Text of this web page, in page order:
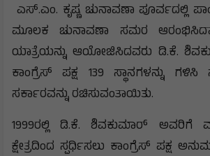
ಎಸ್.ಎಂ. ಕೃಷ್ಣ ಚುನಾವಣಾ ಪೂರ್ವದಲ್ಲಿ
ಮೂಲಕ ಚುನಾವಣಾ ಸಮರ
ಯಾತ್ರೆಯನ್ನು ಆಯೋಜಿಸಿದವರು ಡಿ.ಕೆ.
ಕಾಂಗ್ರೆಸ್ ಪಕ್ಷ 139 ಸ್ಥಾನಗಳನ್ನು
ಸರ್ಕಾರವನ್ನು ರಚಿಸುವಂತಾಯಿತು.
1999ರಲ್ಲಿ ಡಿ.ಕೆ. ಶಿವಕುಮಾರ್ ಅವರಿಗೆ
ಕ್ಷೇತ್ರದಿಂದ ಸ್ಪರ್ಧಿಸಲು ಕಾಂಗ್ರೆಸ್ ಪಕ್ಷ